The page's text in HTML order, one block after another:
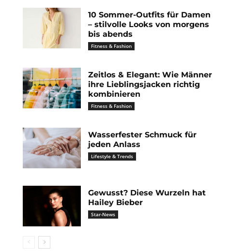
10 Sommer-Outfits für Damen
– stilvolle Looks von morgens
bis abends
Fitness & Fashion
Zeitlos & Elegant: Wie Männer
ihre Lieblingsjacken richtig
kombinieren
Fitness & Fashion
Wasserfester Schmuck für
jeden Anlass
Lifestyle & Trends
Gewusst? Diese Wurzeln hat
Hailey Bieber
Star-News